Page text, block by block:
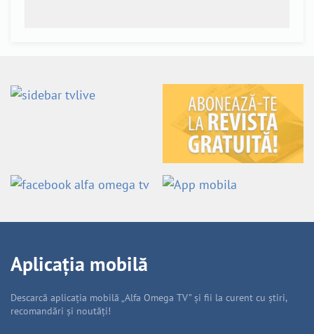
Aplicația mobilă
Descarcă aplicația mobilă „Alfa Omega TV” și fii la curent cu știri,
recomandări și noutăți!